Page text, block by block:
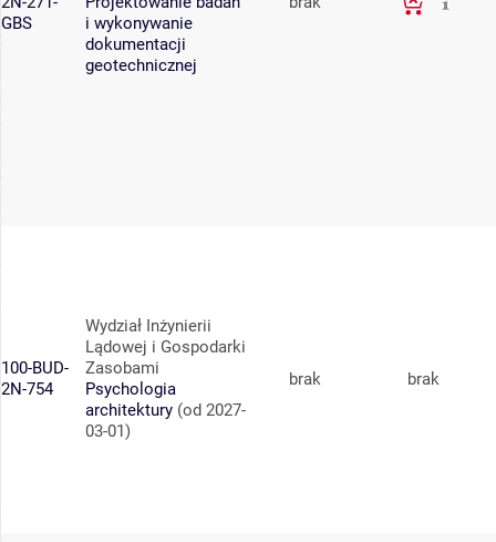
GBS
i wykonywanie
dokumentacji
geotechnicznej
100-BUD-
2N-754
Wydział Inżynierii
Lądowej i Gospodarki
Zasobami
Psychologia
architektury (od 2027-
03-01)
brak brak